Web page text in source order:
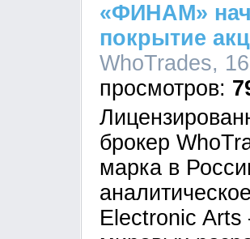
«ФИНАМ»
покрытие
WhoTrades,
брокер
марка в
Electronic Arts